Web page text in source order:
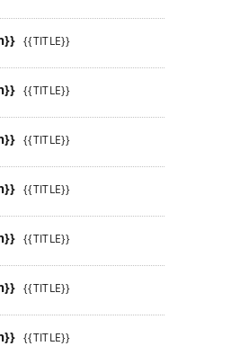
{{TITLE}}
{{TITLE}}
{{TITLE}}
{{TITLE}}
{{TITLE}}
{{TITLE}}
{{TITLE}}